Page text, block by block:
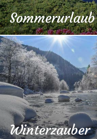
Sommerurlaub
Winterzauber